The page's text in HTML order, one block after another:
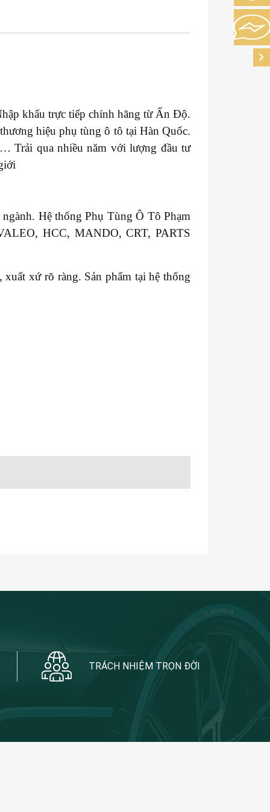
khẩu trực tiếp chính hãng từ Ấn Độ.
hiệu phụ tùng ô tô tại Hàn Quốc.
Trải qua nhiều năm với lượng đầu tư
Hệ thống Phụ Tùng Ô Tô Phạm
HCC, MANDO, CRT, PARTS
xứ rõ ràng. Sản phẩm tại hệ thống
TRÁCH NHIỆM TRỌN ĐỜI